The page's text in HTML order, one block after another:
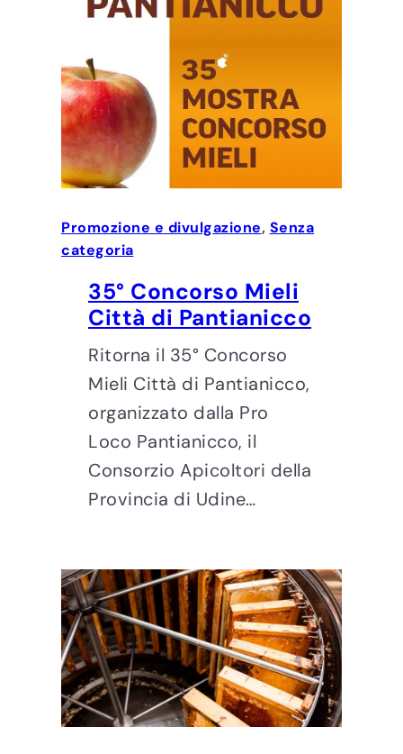
Promozione e divulgazione, Senza
categoria
35° Concorso Mieli
Città di Pantianicco
Ritorna il 35° Concorso
Mieli Città di Pantianicco,
organizzato dalla Pro
Loco Pantianicco, il
Consorzio Apicoltori della
Provincia di Udine…